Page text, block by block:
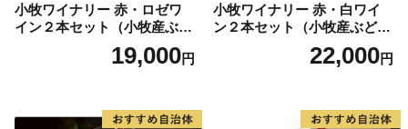
小牧ワイナリー 赤・ロゼワ
イン２本セット（小牧産ぶど
19,000円
小牧ワイナリー 赤・白ワイ
ン２本セット（小牧産ぶどう
22,000円